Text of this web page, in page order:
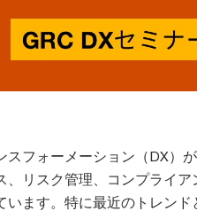
スフォーメーション（DX）
、リスク管理、コンプライ
います。特に最近のトレン